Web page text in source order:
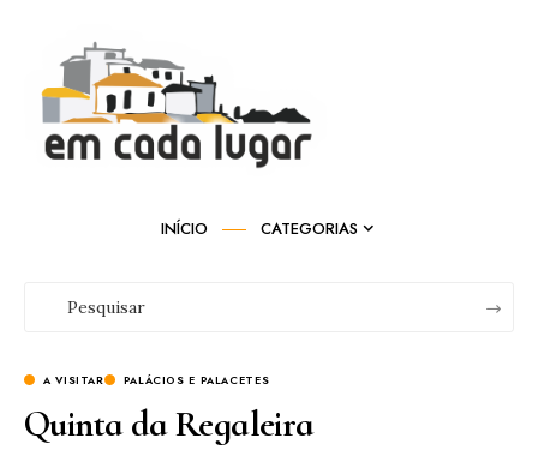
INÍCIO CATEGORIAS
A VISITAR PALÁCIOS E PALACETES
Quinta da Regaleira